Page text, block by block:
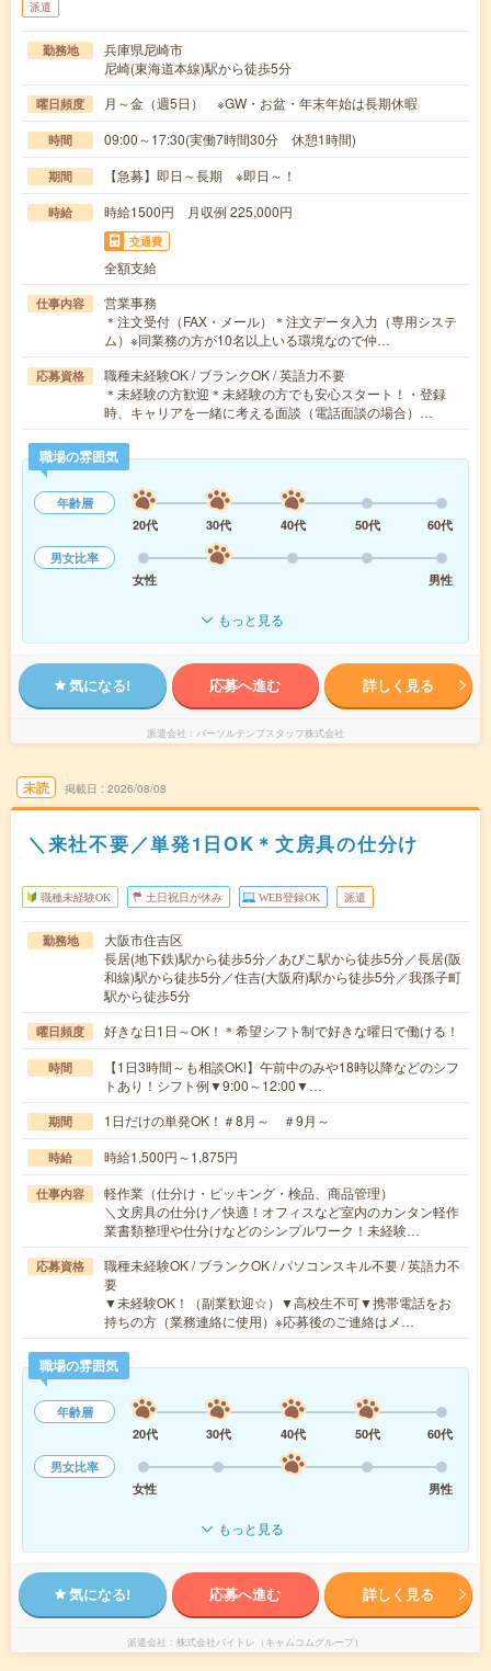
派遣
勤務地
兵庫県尼崎市
尼崎(東海道本線)駅から徒歩5分
曜日頻度 月～金（週5日） ※GW・お盆・年末年始は長期休暇
時間 09:00～17:30(実働7時間30分 休憩1時間)
期間 【急募】即日～長期 ※即日～！
時給 時給1500円 月収例 225,000円
交通費
全額支給
仕事内容
営業事務
＊注文受付（FAX・メール）＊注文データ入力（専用システ
ム）※同業務の方が10名以上いる環境なので仲…
応募資格
職種未経験OK / ブランクOK / 英語力不要
＊未経験の方歓迎＊未経験の方でも安心スタート！・登録
時、キャリアを一緒に考える面談（電話面談の場合）…
職場の雰囲気
年齢層
20代
30代 40代 50代
60代
男女比率
女性
男性
もっと見る
気になる! 応募へ進む 詳しく見る
派遣会社 パーソルテンプスタッフ株式会社
未読 掲載日 2026/08/08
＼来社不要／単発1日OK＊文房具の仕分け
職種未経験OK 土日祝日が休み WEB登録OK 派遣
勤務地
大阪市住吉区
長居(地下鉄)駅から徒歩5分／あびこ駅から徒歩5分／長居(阪
和線)駅から徒歩5分／住吉(大阪府)駅から徒歩5分／我孫子町
駅から徒歩5分
曜日頻度 好きな日1日～OK！＊希望シフト制で好きな曜日で働ける！
時間
【1日3時間～も相談OK!】午前中のみや18時以降などのシフ
トあり！シフト例▼9:00～12:00▼…
期間 1日だけの単発OK！＃8月～ ＃9月～
時給 時給1,500円～1,875円
仕事内容
軽作業（仕分け・ピッキング・検品、商品管理）
＼文房具の仕分け／快適！オフィスなど室内のカンタン軽作
業書類整理や仕分けなどのシンプルワーク！未経験…
応募資格
職種未経験OK / ブランクOK / パソコンスキル不要 / 英語力不
要
▼未経験OK！（副業歓迎☆）▼高校生不可▼携帯電話をお
持ちの方（業務連絡に使用）※応募後のご連絡はメ…
職場の雰囲気
年齢層
20代
30代 40代 50代
60代
男女比率
女性
男性
もっと見る
気になる! 応募へ進む 詳しく見る
派遣会社 株式会社バイトレ（キャムコムグループ）